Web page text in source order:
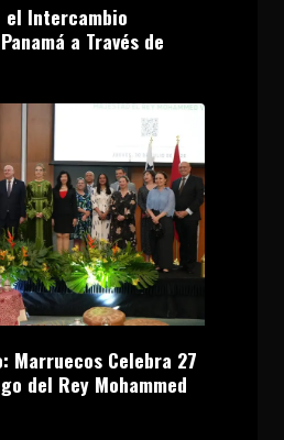
el Intercambio
a Través de
Marruecos Celebra 27
del Rey Mohammed